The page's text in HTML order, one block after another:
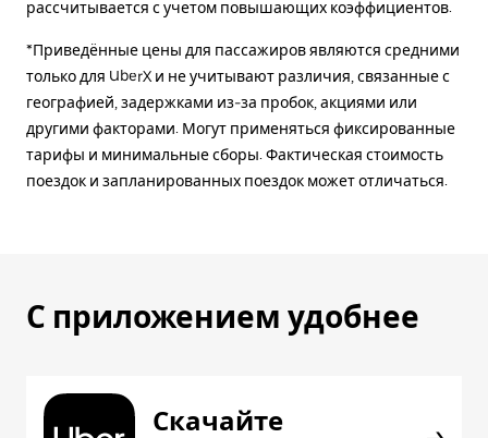
рассчитывается с учетом повышающих коэффициентов.
*Приведённые цены для пассажиров являются средними
только для UberX и не учитывают различия, связанные с
географией, задержками из-за пробок, акциями или
другими факторами. Могут применяться фиксированные
тарифы и минимальные сборы. Фактическая стоимость
поездок и запланированных поездок может отличаться.
С приложением удобнее
Скачайте